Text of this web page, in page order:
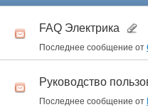
FAQ Электрика
Последнее сообщение от
Руководство
Последнее сообщение от